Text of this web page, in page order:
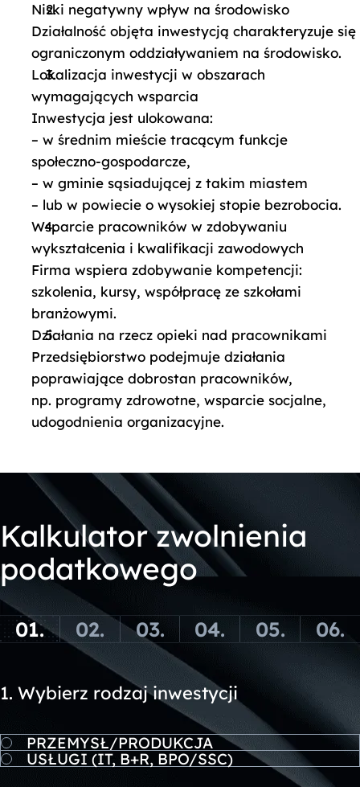
Niski negatywny wpływ na środowisko
Działalność objęta inwestycją charakteryzuje się
ograniczonym oddziaływaniem na środowisko.
Lokalizacja inwestycji w obszarach
wymagających wsparcia
Inwestycja jest ulokowana:
– w średnim mieście tracącym funkcje
społeczno-gospodarcze,
– w gminie sąsiadującej z takim miastem
– lub w powiecie o wysokiej stopie bezrobocia.
Wsparcie pracowników w zdobywaniu
wykształcenia i kwalifikacji zawodowych
Firma wspiera zdobywanie kompetencji:
szkolenia, kursy, współpracę ze szkołami
branżowymi.
Działania na rzecz opieki nad pracownikami
Przedsiębiorstwo podejmuje działania
poprawiające dobrostan pracowników,
np. programy zdrowotne, wsparcie socjalne,
udogodnienia organizacyjne.
Kalkulator zwolnienia
podatkowego
01. 02. 03. 04. 05. 06.
1. Wybierz rodzaj inwestycji
PRZEMYSŁ/PRODUKCJA
USŁUGI (IT, B+R, BPO/SSC)